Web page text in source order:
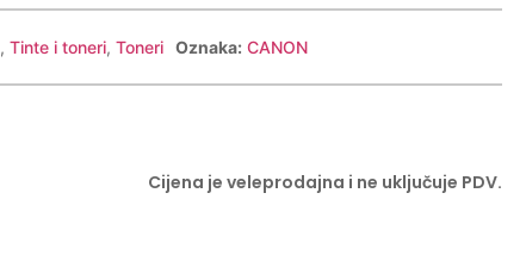
, Tinte i toneri, Toneri Oznaka: CANON
Cijena je veleprodajna i ne uključuje PDV.